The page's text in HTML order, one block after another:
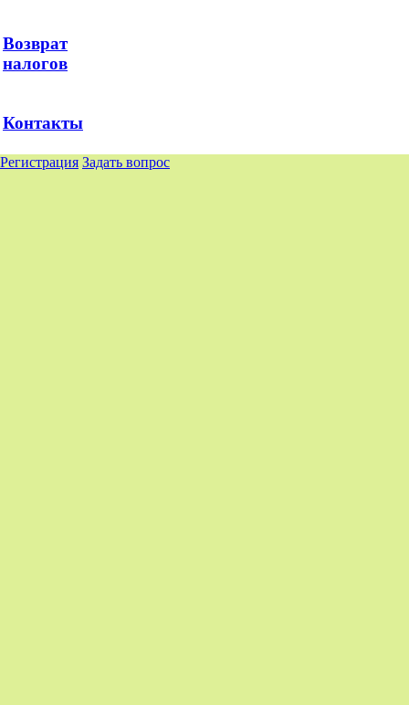
Возврат
налогов
Контакты
Регистрация Задать вопрос